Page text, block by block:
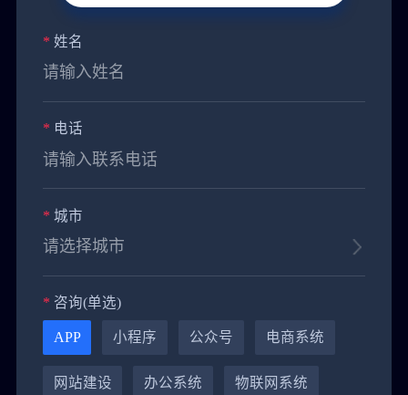
* 姓名
* 电话
* 城市
* 咨询(单选)
APP 小程序 公众号 电商系统
网站建设 办公系统 物联网系统